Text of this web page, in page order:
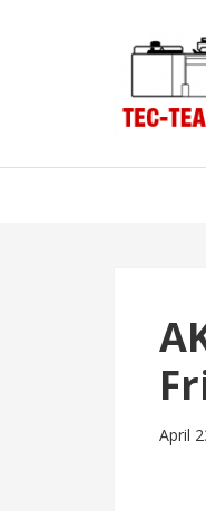
navigation
April